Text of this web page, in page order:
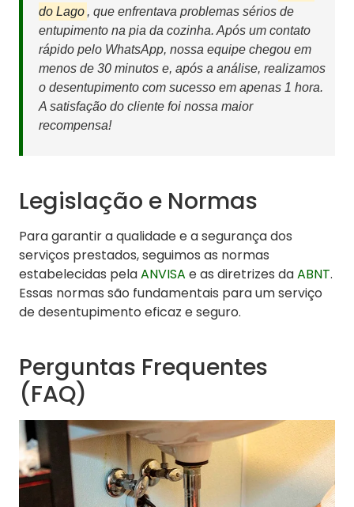
do Lago , que enfrentava problemas sérios de
entupimento na pia da cozinha. Após um contato
rápido pelo WhatsApp, nossa equipe chegou em
menos de 30 minutos e, após a análise, realizamos
o desentupimento com sucesso em apenas 1 hora.
A satisfação do cliente foi nossa maior
recompensa!
Legislação e Normas
Para garantir a qualidade e a segurança dos
serviços prestados, seguimos as normas
estabelecidas pelaANVISA e as diretrizes daABNT.
Essas normas são fundamentais para um serviço
de desentupimento eficaz e seguro.
Perguntas Frequentes
(FAQ)